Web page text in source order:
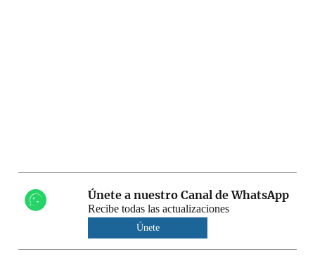
Únete a nuestro Canal de WhatsApp
Recibe todas las actualizaciones
Únete